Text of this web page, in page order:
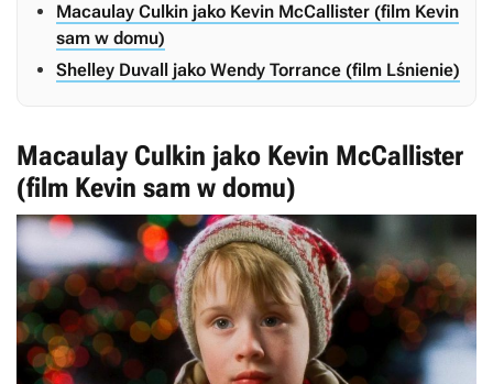
Macaulay Culkin jako Kevin McCallister (film Kevin
sam w domu)
Shelley Duvall jako Wendy Torrance (film Lśnienie)
Macaulay Culkin jako Kevin McCallister
(film Kevin sam w domu)